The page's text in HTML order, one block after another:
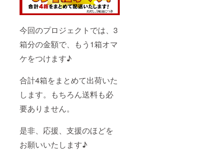
今回のプロジェクトでは、3
箱分の金額で、もう1箱オマ
ケをつけます♪
合計4箱をまとめて出荷いた
します。もちろん送料も必
要ありません。
是非、応援、支援のほどを
お願いいたします♪